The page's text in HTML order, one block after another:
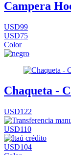
Campera
USD99
USD75
Color
Chaqueta -
USD122
USD110
USD104